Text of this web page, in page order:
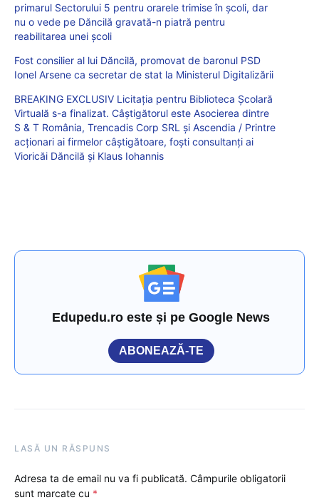
primarul Sectorului 5 pentru orarele trimise în școli, dar
nu o vede pe Dăncilă gravată-n piatră pentru
reabilitarea unei școli
Fost consilier al lui Dăncilă, promovat de baronul PSD
Ionel Arsene ca secretar de stat la Ministerul Digitalizării
BREAKING EXCLUSIV Licitația pentru Biblioteca Școlară
Virtuală s-a finalizat. Câștigătorul este Asocierea dintre
S & T România, Trencadis Corp SRL și Ascendia / Printre
acționari ai firmelor câștigătoare, foști consultanți ai
Vioricăi Dăncilă și Klaus Iohannis
Edupedu.ro este și pe Google News
ABONEAZĂ-TE
LASĂ UN RĂSPUNS
Adresa ta de email nu va fi publicată. Câmpurile obligatorii
sunt marcate cu *